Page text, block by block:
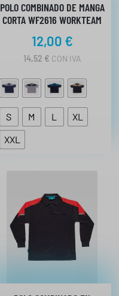
POLO COMBINADO DE MANGA
CORTA WF2616 WORKTEAM
12,00 €
14,52 € CON IVA
S M L
XL
XXL